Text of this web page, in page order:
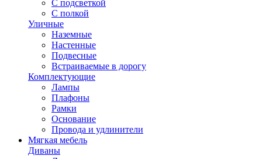
С подсветкой
С полкой
Уличные
Наземные
Настенные
Подвесные
Встраиваемые в дорогу
Комплектующие
Лампы
Плафоны
Рамки
Основание
Провода и удлинители
Мягкая мебель
Диваны